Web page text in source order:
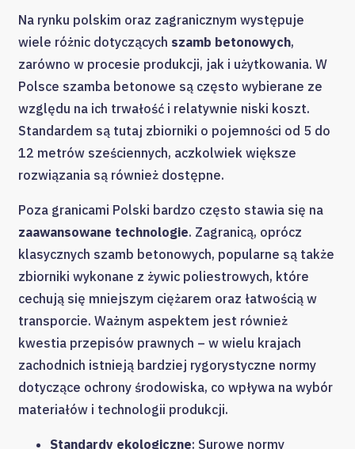
Na rynku polskim oraz zagranicznym występuje
wiele różnic dotyczących szamb betonowych,
zarówno w procesie produkcji, jak i użytkowania. W
Polsce szamba betonowe są często wybierane ze
względu na ich trwałość i relatywnie niski koszt.
Standardem są tutaj zbiorniki o pojemności od 5 do
12 metrów sześciennych, aczkolwiek większe
rozwiązania są również dostępne.
Poza granicami Polski bardzo często stawia się na
zaawansowane technologie. Zagranicą, oprócz
klasycznych szamb betonowych, popularne są także
zbiorniki wykonane z żywic poliestrowych, które
cechują się mniejszym ciężarem oraz łatwością w
transporcie. Ważnym aspektem jest również
kwestia przepisów prawnych – w wielu krajach
zachodnich istnieją bardziej rygorystyczne normy
dotyczące ochrony środowiska, co wpływa na wybór
materiałów i technologii produkcji.
Standardy ekologiczne: Surowe normy